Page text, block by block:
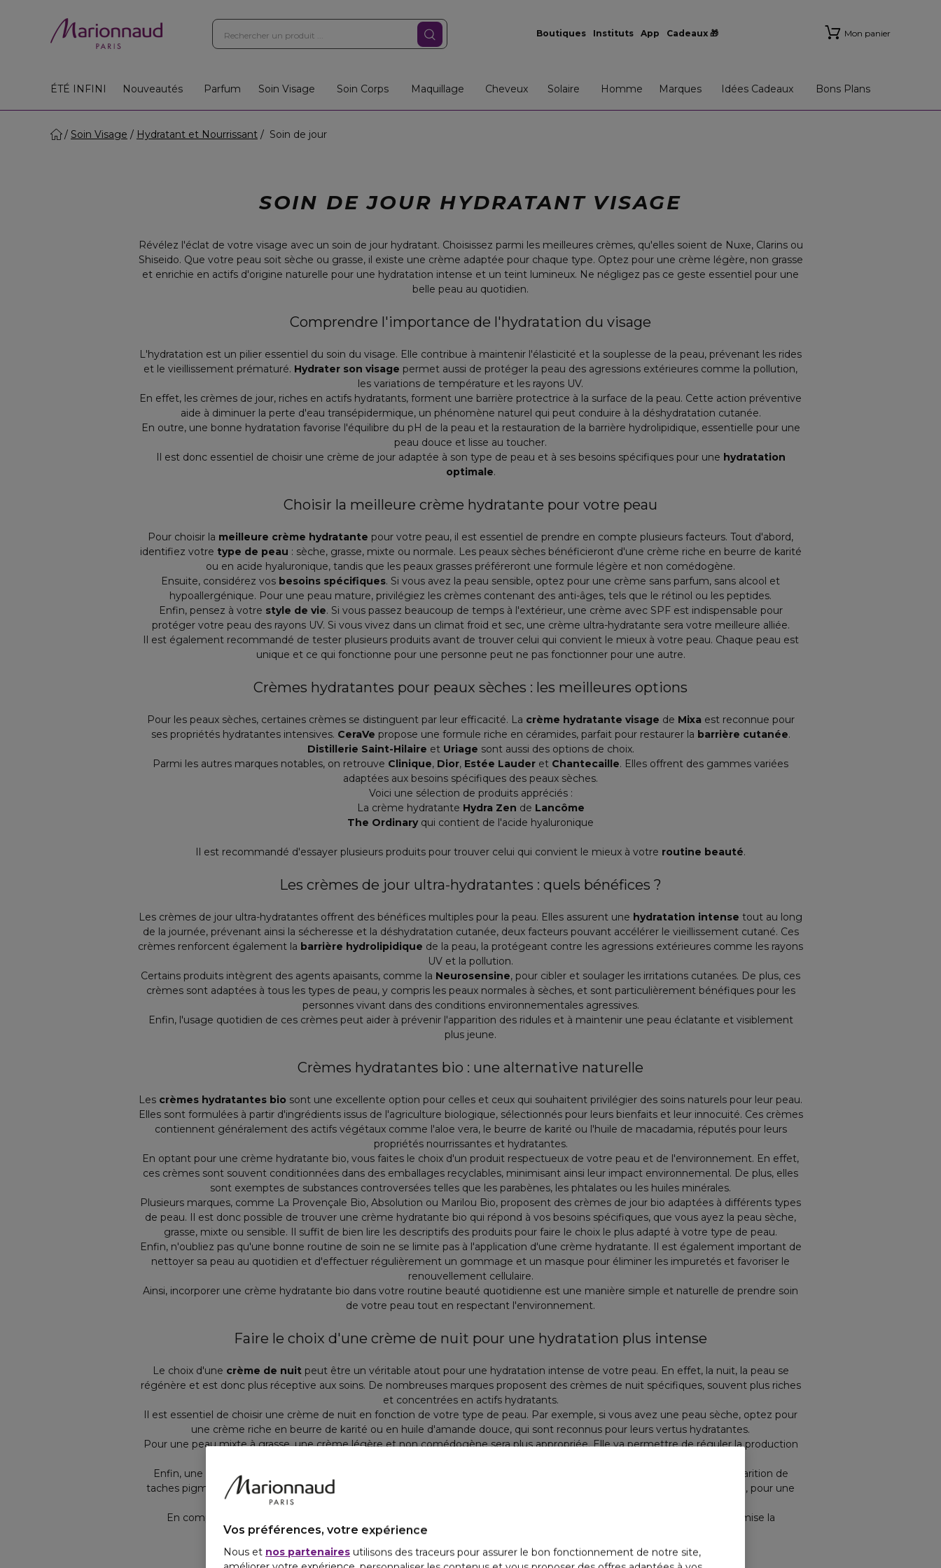
Boutiques Instituts App Cadeaux 🎁 Mon panier
ÉTÉ INFINI Nouveautés Parfum Soin Visage Soin Corps Maquillage Cheveux Solaire Homme Marques Idées Cadeaux Bons Plans
Soin Visage Hydratant et Nourrissant Soin de jour
SOIN DE JOUR HYDRATANT VISAGE
Révélez l'éclat de votre visage avec un soin de jour hydratant. Choisissez parmi les meilleures crèmes, qu'elles soient de Nuxe, Clarins ou
Shiseido. Que votre peau soit sèche ou grasse, il existe une crème adaptée pour chaque type. Optez pour une crème légère, non grasse
et enrichie en actifs d'origine naturelle pour une hydratation intense et un teint lumineux. Ne négligez pas ce geste essentiel pour une
belle peau au quotidien.
Comprendre l'importance de l'hydratation du visage
L'hydratation est un pilier essentiel du soin du visage. Elle contribue à maintenir l'élasticité et la souplesse de la peau, prévenant les rides
et le vieillissement prématuré. Hydrater son visage permet aussi de protéger la peau des agressions extérieures comme la pollution,
les variations de température et les rayons UV.
En effet, les crèmes de jour, riches en actifs hydratants, forment une barrière protectrice à la surface de la peau. Cette action préventive
aide à diminuer la perte d'eau transépidermique, un phénomène naturel qui peut conduire à la déshydratation cutanée.
En outre, une bonne hydratation favorise l'équilibre du pH de la peau et la restauration de la barrière hydrolipidique, essentielle pour une
peau douce et lisse au toucher.
Il est donc essentiel de choisir une crème de jour adaptée à son type de peau et à ses besoins spécifiques pour une hydratation
optimale.
Choisir la meilleure crème hydratante pour votre peau
Pour choisir la meilleure crème hydratante pour votre peau, il est essentiel de prendre en compte plusieurs facteurs. Tout d'abord,
identifiez votre type de peau : sèche, grasse, mixte ou normale. Les peaux sèches bénéficieront d'une crème riche en beurre de karité
ou en acide hyaluronique, tandis que les peaux grasses préféreront une formule légère et non comédogène.
Ensuite, considérez vos besoins spécifiques. Si vous avez la peau sensible, optez pour une crème sans parfum, sans alcool et
hypoallergénique. Pour une peau mature, privilégiez les crèmes contenant des anti-âges, tels que le rétinol ou les peptides.
Enfin, pensez à votre style de vie. Si vous passez beaucoup de temps à l'extérieur, une crème avec SPF est indispensable pour
protéger votre peau des rayons UV. Si vous vivez dans un climat froid et sec, une crème ultra-hydratante sera votre meilleure alliée.
Il est également recommandé de tester plusieurs produits avant de trouver celui qui convient le mieux à votre peau. Chaque peau est
unique et ce qui fonctionne pour une personne peut ne pas fonctionner pour une autre.
Crèmes hydratantes pour peaux sèches : les meilleures options
Pour les peaux sèches, certaines crèmes se distinguent par leur efficacité. La crème hydratante visage de Mixaest reconnue pour
ses propriétés hydratantes intensives. CeraVe propose une formule riche en céramides, parfait pour restaurer la barrière cutanée.
Distillerie Saint-Hilaire et Uriage sont aussi des options de choix.
Parmi les autres marques notables, on retrouve Clinique, Dior, Estée Lauder et Chantecaille. Elles offrent des gammes variées
adaptées aux besoins spécifiques des peaux sèches.
Voici une sélection de produits appréciés :
La crème hydratante Hydra Zen de Lancôme
The Ordinaryqui contient de l'acide hyaluronique
Il est recommandé d'essayer plusieurs produits pour trouver celui qui convient le mieux à votre routine beauté.
Les crèmes de jour ultra-hydratantes : quels bénéfices ?
Les crèmes de jour ultra-hydratantes offrent des bénéfices multiples pour la peau. Elles assurent une hydratation intense tout au long
de la journée, prévenant ainsi la sécheresse et la déshydratation cutanée, deux facteurs pouvant accélérer le vieillissement cutané. Ces
crèmes renforcent également la barrière hydrolipidique de la peau, la protégeant contre les agressions extérieures comme les rayons
UV et la pollution.
Certains produits intègrent des agents apaisants, comme la Neurosensine, pour cibler et soulager les irritations cutanées. De plus, ces
crèmes sont adaptées à tous les types de peau, y compris les peaux normales à sèches, et sont particulièrement bénéfiques pour les
personnes vivant dans des conditions environnementales agressives.
Enfin, l'usage quotidien de ces crèmes peut aider à prévenir l'apparition des ridules et à maintenir une peau éclatante et visiblement
plus jeune.
Crèmes hydratantes bio : une alternative naturelle
Les crèmes hydratantes bio sont une excellente option pour celles et ceux qui souhaitent privilégier des soins naturels pour leur peau.
Elles sont formulées à partir d'ingrédients issus de l'agriculture biologique, sélectionnés pour leurs bienfaits et leur innocuité. Ces crèmes
contiennent généralement des actifs végétaux comme l'aloe vera, le beurre de karité ou l'huile de macadamia, réputés pour leurs
propriétés nourrissantes et hydratantes.
En optant pour une crème hydratante bio, vous faites le choix d'un produit respectueux de votre peau et de l'environnement. En effet,
ces crèmes sont souvent conditionnées dans des emballages recyclables, minimisant ainsi leur impact environnemental. De plus, elles
sont exemptes de substances controversées telles que les parabènes, les phtalates ou les huiles minérales.
Plusieurs marques, comme La Provençale Bio, Absolution ou Marilou Bio, proposent des crèmes de jour bio adaptées à différents types
de peau. Il est donc possible de trouver une crème hydratante bio qui répond à vos besoins spécifiques, que vous ayez la peau sèche,
grasse, mixte ou sensible. Il suffit de bien lire les descriptifs des produits pour faire le choix le plus adapté à votre type de peau.
Enfin, n'oubliez pas qu'une bonne routine de soin ne se limite pas à l'application d'une crème hydratante. Il est également important de
nettoyer sa peau au quotidien et d'effectuer régulièrement un gommage et un masque pour éliminer les impuretés et favoriser le
renouvellement cellulaire.
Ainsi, incorporer une crème hydratante bio dans votre routine beauté quotidienne est une manière simple et naturelle de prendre soin
de votre peau tout en respectant l'environnement.
Faire le choix d'une crème de nuit pour une hydratation plus intense
Le choix d'une crème de nuitpeut être un véritable atout pour une hydratation intense de votre peau. En effet, la nuit, la peau se
régénère et est donc plus réceptive aux soins. De nombreuses marques proposent des crèmes de nuit spécifiques, souvent plus riches
et concentrées en actifs hydratants.
Il est essentiel de choisir une crème de nuit en fonction de votre type de peau. Par exemple, si vous avez une peau sèche, optez pour
une crème riche en beurre de karité ou en huile d'amande douce, qui sont reconnus pour leurs vertus hydratantes.
Pour une peau mixte à grasse, une crème légère et non comédogène sera plus appropriée. Elle va permettre de réguler la production
Enfin, une crème de nuit peut aussi répondre à des besoins spécifiques, comme lutter contre les signes de l'âge ou l'apparition de
taches pigmentaires. Ainsi, certaines crèmes de nuit intègrent des actifs anti-âge, tels que le rétinol ou l'acide hyaluronique, pour une
En complément de votre crème de jour, l'application d'une crème de nuit permet une
et optimise la
régénération cellulaire pour une peau revitalisée au réveil.
Vos préférences, votre expérience
Nous et nos partenaires utilisons des traceurs pour assurer le bon fonctionnement de notre site,